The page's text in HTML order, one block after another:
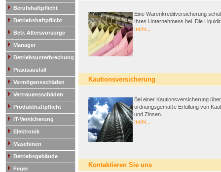
Berufshaftpflicht
Betriebshaftpflicht
Betr. Altersvorsorge
Manager
Betriebsunterbrechung
Praxisausfall
Vermögensschäden
Vertrauensschäden
Produkthaftpflicht
IT-Versicherung
Elektronik
Maschinen
Betriebsgebäude
Feuer
Eine Warenkreditversicherung
Ihres Unternehmens bei. Die
mehr...
Kautionsversicherung
Bei einer Kautionsversicherung
ordnungsgemäße Erfüllung von
und Zinsen.
mehr...
Kontaktieren Sie uns